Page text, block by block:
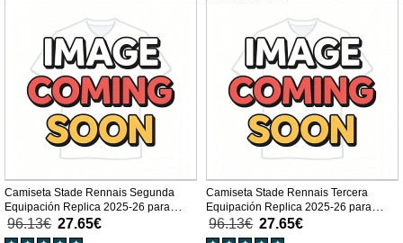
Camiseta Stade Rennais Segunda
Equipación Replica 2025-26 para
niños mangas cortas (+ Pantalones
cortos)
96.13€ 27.65€
Camiseta Stade Rennais Tercera
Equipación Replica 2025-26 para
niños mangas cortas (+ Pantalones
cortos)
96.13€ 27.65€